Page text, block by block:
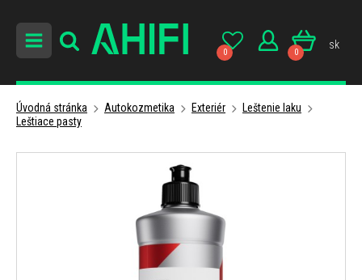
0 0
sk
Úvodná stránka Autokozmetika Exteriér
Leštenie laku
Leštiace pasty